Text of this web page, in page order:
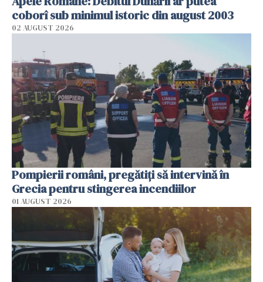
coborî sub minimul istoric din august 2003
02 AUGUST 2026
Pompierii români, pregătiţi să intervină în
Grecia pentru stingerea incendiilor
01 AUGUST 2026